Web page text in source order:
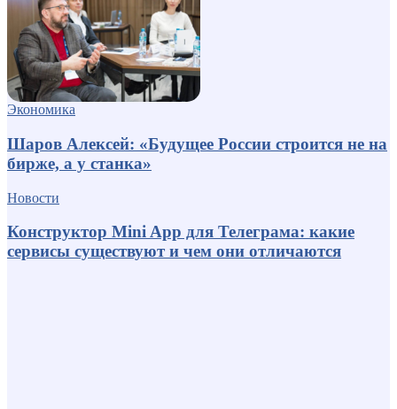
Экономика
Шаров Алексей: «Будущее России строится не на
бирже, а у станка»
Новости
Конструктор Mini App для Телеграма: какие
сервисы существуют и чем они отличаются